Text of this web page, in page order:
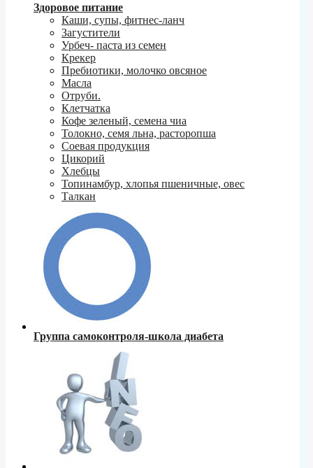
Здоровое питание
Каши, супы, фитнес-ланч
Загустители
Урбеч- паста из семен
Крекер
Пребиотики, молочко овсяное
Масла
Отруби.
Клетчатка
Кофе зеленый, семена чиа
Толокно, семя льна, расторопша
Соевая продукция
Цикорий
Хлебцы
Топинамбур, хлопья пшеничные, овес
Талкан
Группа самоконтроля-школа диабета